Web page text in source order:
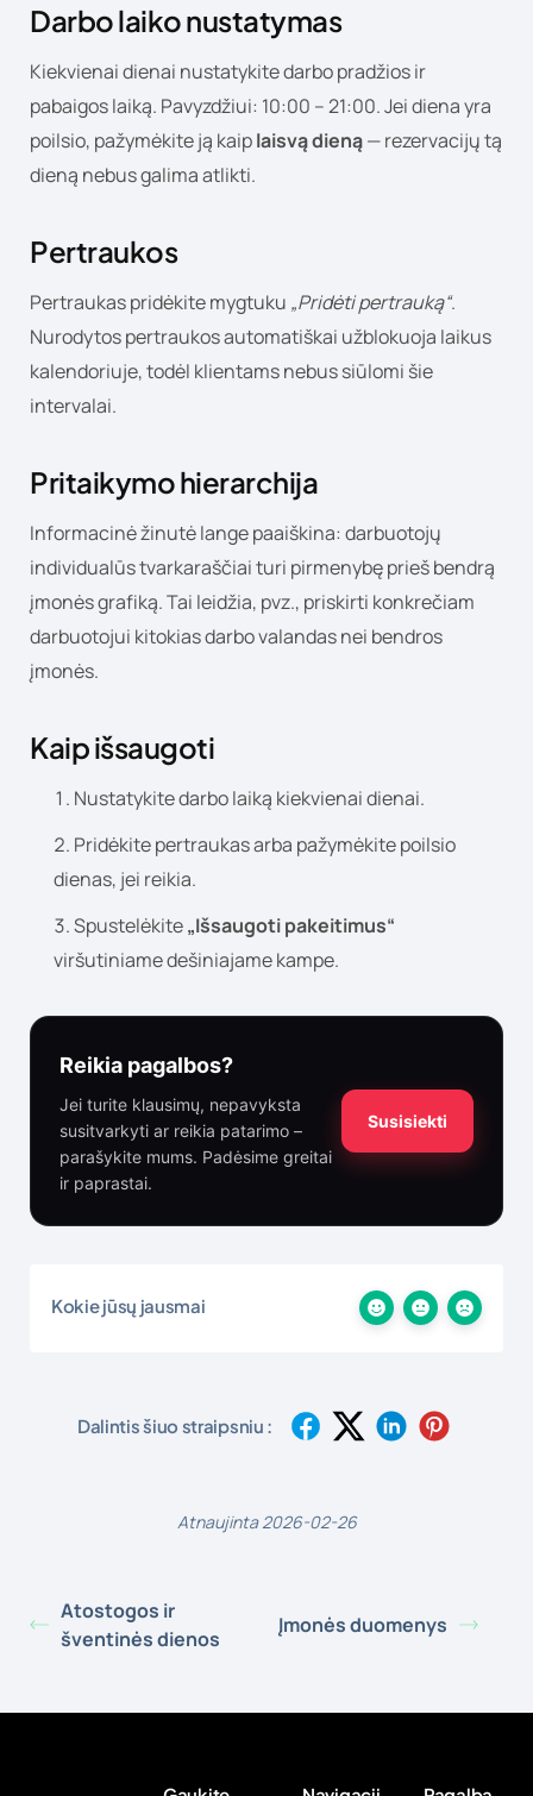
Darbo laiko nustatymas
Kiekvienai dienai nustatykite darbo pradžios ir
pabaigos laiką. Pavyzdžiui: 10:00 – 21:00. Jei diena yra
poilsio, pažymėkite ją kaiplaisvą dieną— rezervacijų tą
dieną nebus galima atlikti.
Pertraukos
Pertraukas pridėkite mygtuku „Pridėti pertrauką“.
Nurodytos pertraukos automatiškai užblokuoja laikus
kalendoriuje, todėl klientams nebus siūlomi šie
intervalai.
Pritaikymo hierarchija
Informacinė žinutė lange paaiškina: darbuotojų
individualūs tvarkaraščiai turi pirmenybę prieš bendrą
įmonės grafiką. Tai leidžia, pvz., priskirti konkrečiam
darbuotojui kitokias darbo valandas nei bendros
įmonės.
Kaip išsaugoti
Nustatykite darbo laiką kiekvienai dienai.
Pridėkite pertraukas arba pažymėkite poilsio
dienas, jei reikia.
Spustelėkite„Išsaugoti pakeitimus“
viršutiniame dešiniajame kampe.
Reikia pagalbos?
Jei turite klausimų, nepavyksta
susitvarkyti ar reikia patarimo –
parašykite mums. Padėsime greitai
ir paprastai.
Susisiekti
Kokie jūsų jausmai
Dalintis šiuo straipsniu :
Atnaujinta 2026-02-26
Atostogos ir
šventinės dienos
Įmonės duomenys